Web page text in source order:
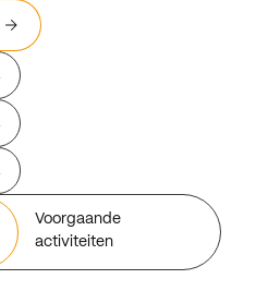
Voorgaande
activiteiten